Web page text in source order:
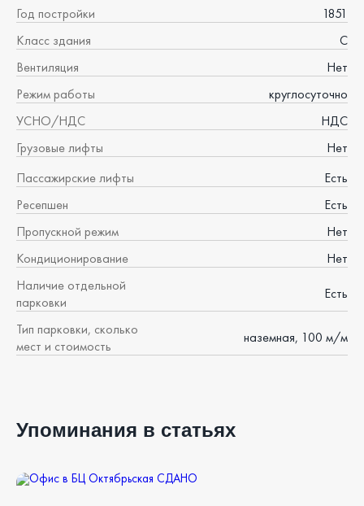
Год постройки
1851
Класс здания
C
Вентиляция
Нет
Режим работы
круглосуточно
УСНО/НДС
НДС
Грузовые лифты
Нет
Пассажирские лифты
Есть
Ресепшен
Есть
Пропускной режим
Нет
Кондиционирование
Нет
Наличие отдельной
парковки
Есть
Тип парковки, сколько
мест и стоимость
наземная, 100 м/м
Упоминания в статьях